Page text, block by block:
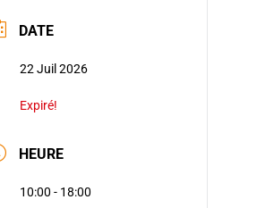
DATE
22 Juil 2026
Expiré!
HEURE
10:00 - 18:00